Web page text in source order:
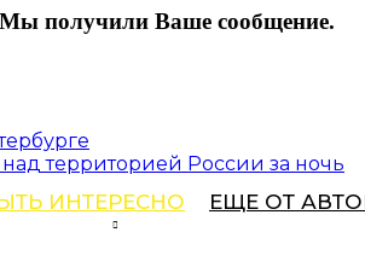
получили Ваше сообщение.
территорией России за ночь
ИНТЕРЕСНО ЕЩЕ ОТ